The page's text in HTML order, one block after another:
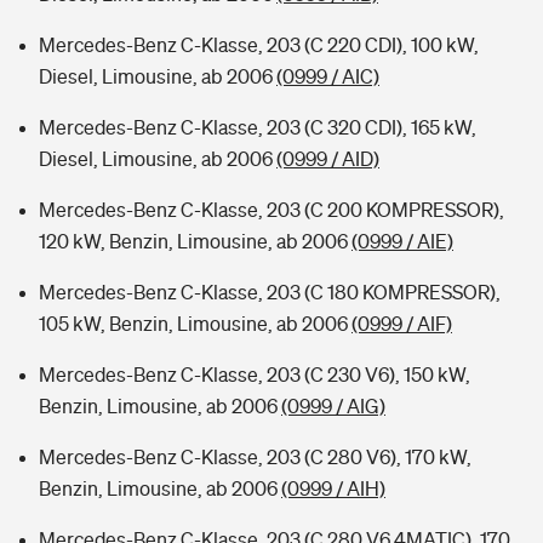
Mercedes-Benz C-Klasse, 203 (C 220 CDI), 100 kW,
Diesel, Limousine, ab 2006(0999 / AIC)
Mercedes-Benz C-Klasse, 203 (C 320 CDI), 165 kW,
Diesel, Limousine, ab 2006(0999 / AID)
Mercedes-Benz C-Klasse, 203 (C 200 KOMPRESSOR),
120 kW, Benzin, Limousine, ab 2006(0999 / AIE)
Mercedes-Benz C-Klasse, 203 (C 180 KOMPRESSOR),
105 kW, Benzin, Limousine, ab 2006(0999 / AIF)
Mercedes-Benz C-Klasse, 203 (C 230 V6), 150 kW,
Benzin, Limousine, ab 2006(0999 / AIG)
Mercedes-Benz C-Klasse, 203 (C 280 V6), 170 kW,
Benzin, Limousine, ab 2006(0999 / AIH)